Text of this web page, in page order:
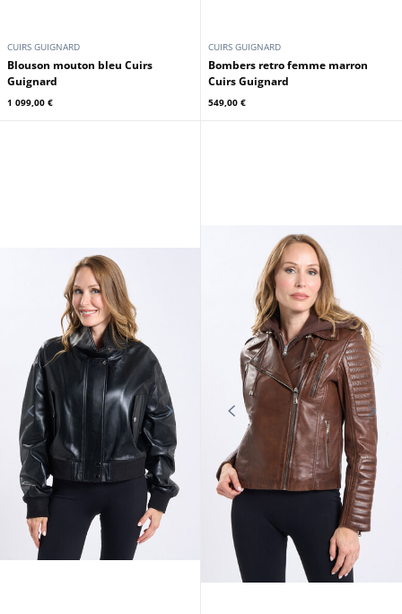
CUIRS GUIGNARD
Blouson mouton bleu Cuirs
Guignard
1 099,00 €
CUIRS GUIGNARD
Bombers retro femme marron
Cuirs Guignard
549,00 €